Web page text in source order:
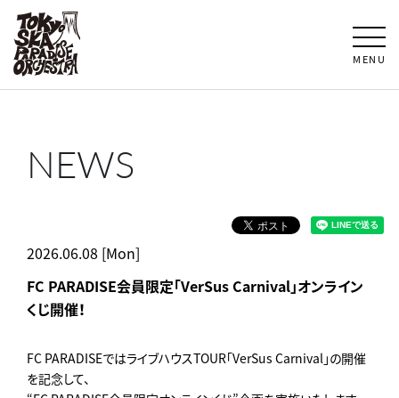
MENU
NEWS
2026.06.08 [Mon]
FC PARADISE会員限定「VerSus Carnival」オンライン
くじ開催！
FC PARADISEではライブハウスTOUR「VerSus Carnival」の開催
を記念して、